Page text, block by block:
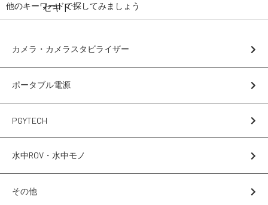
カメラ・スタビライザー
業務用ドローン・業務関連製品
水中ドローン(ROV)・水中スクーター
RC・ロボット部品
講習会･国家資格･WEBセミナー
他のキーワードで探してみましょう
カメラ・カメラスタビライザー
ポータブル電源
PGYTECH
水中ROV・水中モノ
その他